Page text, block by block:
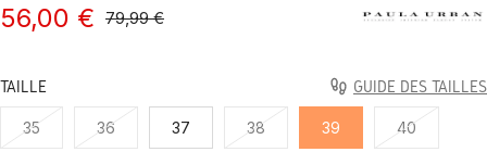
56,00 € 79,99 €
TAILLE GUIDE DES TAILLES
35 36 37 38 39 40